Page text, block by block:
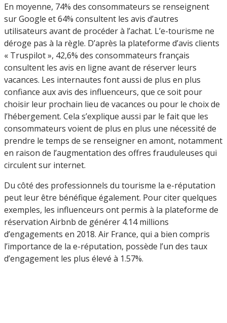
En moyenne, 74% des consommateurs se renseignent
sur Google et 64% consultent les avis d’autres
utilisateurs avant de procéder à l’achat. L’e-tourisme ne
déroge pas à la règle. D’après la plateforme d’avis clients
« Truspilot », 42,6% des consommateurs français
consultent les avis en ligne avant de réserver leurs
vacances. Les internautes font aussi de plus en plus
confiance aux avis des influenceurs, que ce soit pour
choisir leur prochain lieu de vacances ou pour le choix de
l’hébergement. Cela s’explique aussi par le fait que les
consommateurs voient de plus en plus une nécessité de
prendre le temps de se renseigner en amont, notamment
en raison de l’augmentation des offres frauduleuses qui
circulent sur internet.
Du côté des professionnels du tourisme la e-réputation
peut leur être bénéfique également. Pour citer quelques
exemples, les influenceurs ont permis à la plateforme de
réservation Airbnb de générer 4.14 millions
d’engagements en 2018. Air France, qui a bien compris
l’importance de la e-réputation, possède l’un des taux
d’engagement les plus élevé à 1.57%.